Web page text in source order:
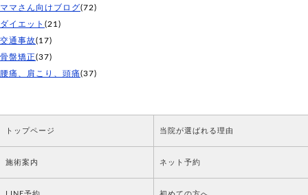
ママさん向けブログ(72)
ダイエット (21)
交通事故(17)
骨盤矯正(37)
腰痛、肩こり、頭痛(37)
トップページ 当院が選ばれる理由
施術案内 ネット予約